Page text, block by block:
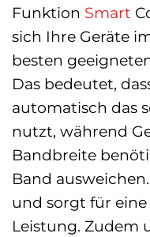
Funktion Smart
sich Ihre Geräte
besten
Das bedeutet,
automatisch das
nutzt, während
Bandbreite
Band
und sorgt für
Leistung. Zudem